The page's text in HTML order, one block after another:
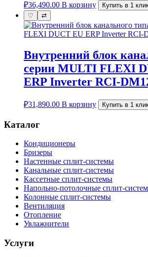
₽36,490.00 В корзину
Купить в 1
♡
⇄
Внутренний блок
серии MULTI FLEXI
ERP Inverter RCI-
₽31,890.00 В корзину Купить в 1
Каталог
Кондиционеры
Бризеры
Настенные сплит-системы
Канальные сплит-системы
Кассетные сплит-системы
Напольно-потолочные сплит-
Колонные сплит-системы
Вентиляция
Отопление
Увлажнители
Услуги